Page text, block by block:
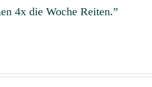
4x die Woche Reiten.”